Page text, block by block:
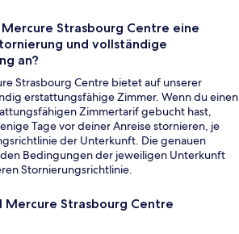
Strasbourg Centre eine
und vollständige
an?
Strasbourg Centre bietet auf unserer
erstattungsfähige Zimmer. Wenn du einen
Zimmertarif gebucht hast,
Tage vor deiner Anreise stornieren, je
der Unterkunft. Die genauen
den Bedingungen der jeweiligen Unterkunft
Stornierungsrichtlinie.
Mercure Strasbourg Centre